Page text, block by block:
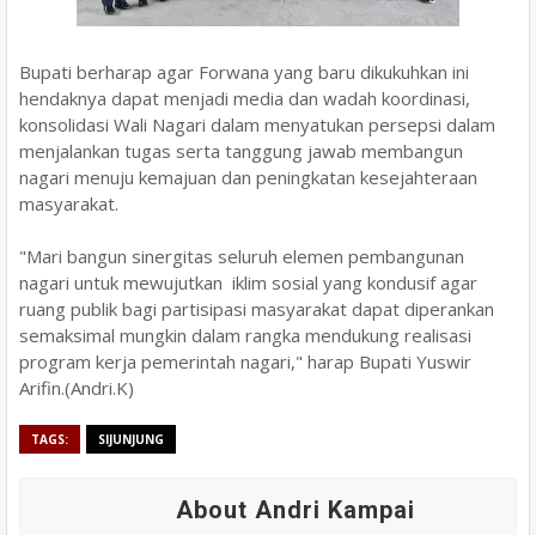
Bupati berharap agar Forwana yang baru dikukuhkan ini
hendaknya dapat menjadi media dan wadah koordinasi,
konsolidasi Wali Nagari dalam menyatukan persepsi dalam
menjalankan tugas serta tanggung jawab membangun
nagari menuju kemajuan dan peningkatan kesejahteraan
masyarakat.
"Mari bangun sinergitas seluruh elemen pembangunan
nagari untuk mewujutkan iklim sosial yang kondusif agar
ruang publik bagi partisipasi masyarakat dapat diperankan
semaksimal mungkin dalam rangka mendukung realisasi
program kerja pemerintah nagari," harap Bupati Yuswir
Arifin.(Andri.K)
TAGS: SIJUNJUNG
About Andri Kampai